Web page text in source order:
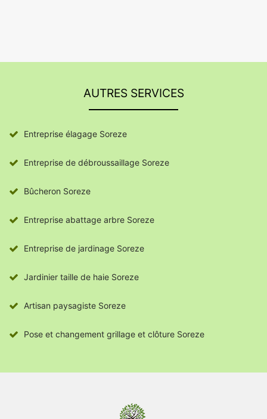
AUTRES SERVICES
Entreprise élagage Soreze
Entreprise de débroussaillage Soreze
Bûcheron Soreze
Entreprise abattage arbre Soreze
Entreprise de jardinage Soreze
Jardinier taille de haie Soreze
Artisan paysagiste Soreze
Pose et changement grillage et clôture Soreze